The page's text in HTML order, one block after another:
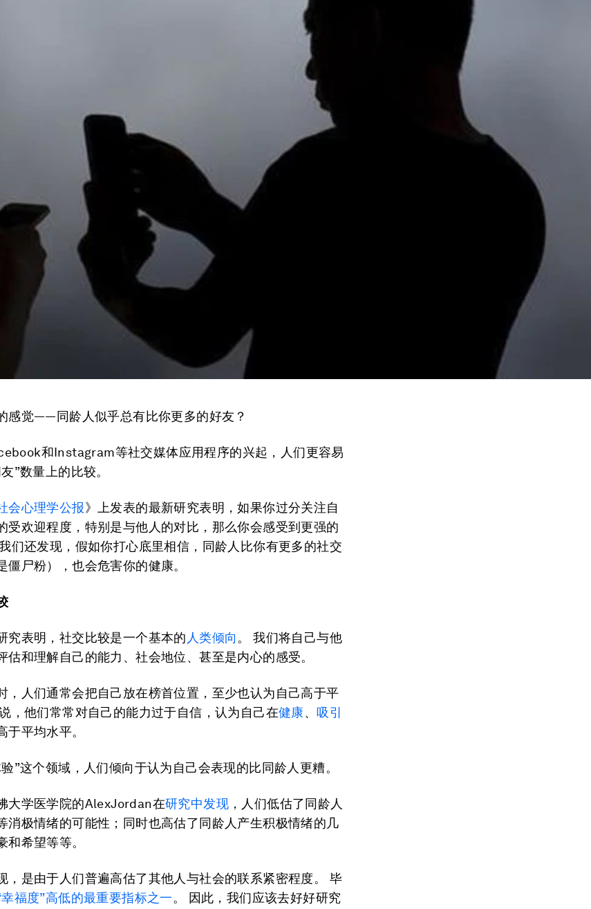
感觉——同龄人似乎总有比你更多的好友？
和Instagram等社交媒体应用程序的兴起，人们更容易
”数量上的比较。
会心理学公报》上发表的最新研究表明，如果你过分关注自
受欢迎程度，特别是与他人的对比，那么你会感受到更强的
们还发现，假如你打心底里相信，同龄人比你有更多的社交
僵尸粉），也会危害你的健康。
究表明，社交比较是一个基本的 人类倾向 。 我们将自己与他
估和理解自己的能力、社会地位、甚至是内心的感受。
，人们通常会把自己放在榜首位置，至少也认为自己高于平
，他们常常对自己的能力过于自信，认为自己在健康、吸引
于平均水平。
”这个领域，人们倾向于认为自己会表现的比同龄人更糟。
大学医学院的AlexJordan在研究中发现 ，人们低估了同龄人
消极情绪的可能性；同时也高估了同龄人产生积极情绪的几
和希望等等。
，是由于人们普遍高估了其他人与社会的联系紧密程度。 毕
幸福度”高低的最重要指标之一。 因此，我们应该去好好研究